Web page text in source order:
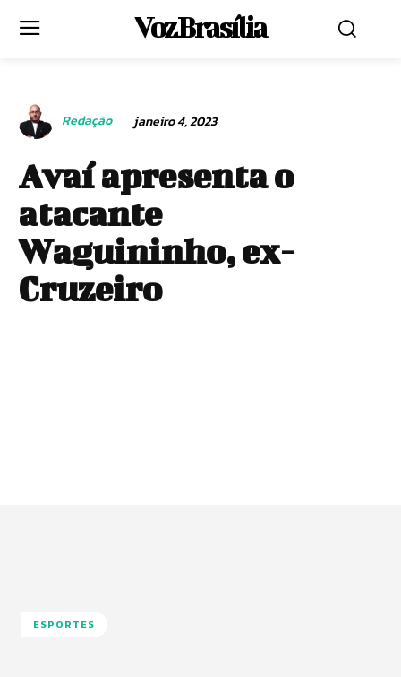
Voz Brasília
Redação janeiro 4, 2023
Avaí apresenta o
atacante
Waguininho, ex-
Cruzeiro
ESPORTES